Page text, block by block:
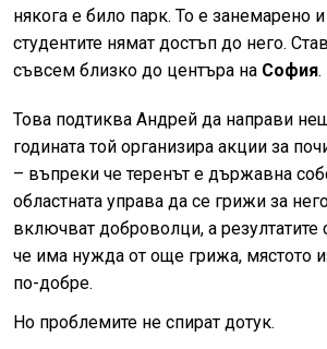
някога е било парк. То е занемарено
студентите нямат достъп до него.
съвсем близко до центъра на София.
Това подтиква Андрей да направи
годината той организира акции за
– въпреки че теренът е държавна
областната управа да се грижи за
включват доброволци, а
че има нужда от още грижа, мястото
по-добре.
Но проблемите не спират дотук.